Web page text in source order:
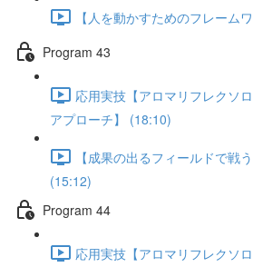
【人を動かすためのフレーム
Program 43
応用実技【アロマリフレクソ
アプローチ】 (18:10)
【成果の出るフィールドで戦
(15:12)
Program 44
応用実技【アロマリフレクソ